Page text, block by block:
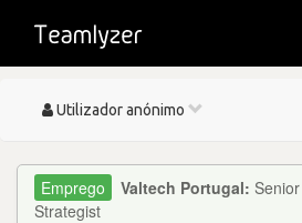
Toggle
Utilizador anónimo
Valtech Portugal:
Strategist